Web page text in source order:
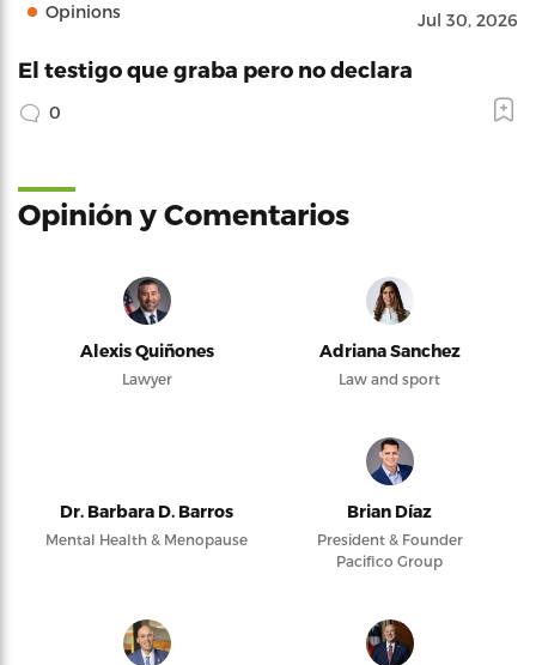
Opinions Jul 30, 2026
El testigo que graba pero no declara
0
Opinión y Comentarios
Alexis Quiñones
Lawyer
Adriana Sanchez
Law and sport
Dr. Barbara D. Barros
Mental Health & Menopause
Brian Díaz
President & Founder
Pacifico Group